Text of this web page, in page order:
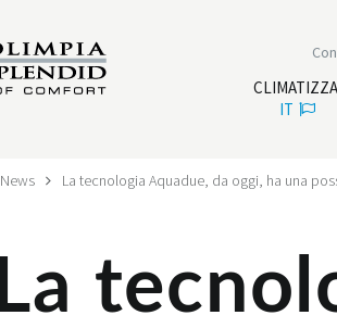
IT
News La tecnologia Aquadue, da oggi, ha una
La